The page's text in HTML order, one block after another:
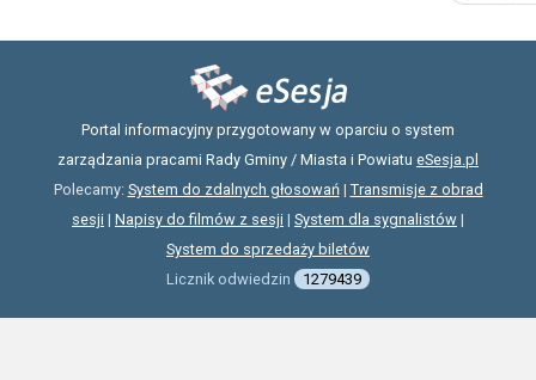
Portal informacyjny przygotowany w oparciu o system
zarządzania pracami Rady Gminy / Miasta i Powiatu eSesja.pl
Polecamy: System do zdalnych głosowań| Transmisje z obrad
sesji | Napisy do filmów z sesji | System dla sygnalistów |
System do sprzedaży biletów
Licznik odwiedzin
1279439